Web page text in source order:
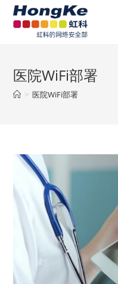
医院WiFi部署
> 医院WiFi部署